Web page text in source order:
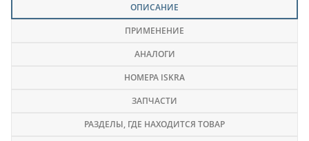
ОПИСАНИЕ
ПРИМЕНЕНИЕ
АНАЛОГИ
НОМЕРА ISKRA
ЗАПЧАСТИ
РАЗДЕЛЫ, ГДЕ НАХОДИТСЯ ТОВАР